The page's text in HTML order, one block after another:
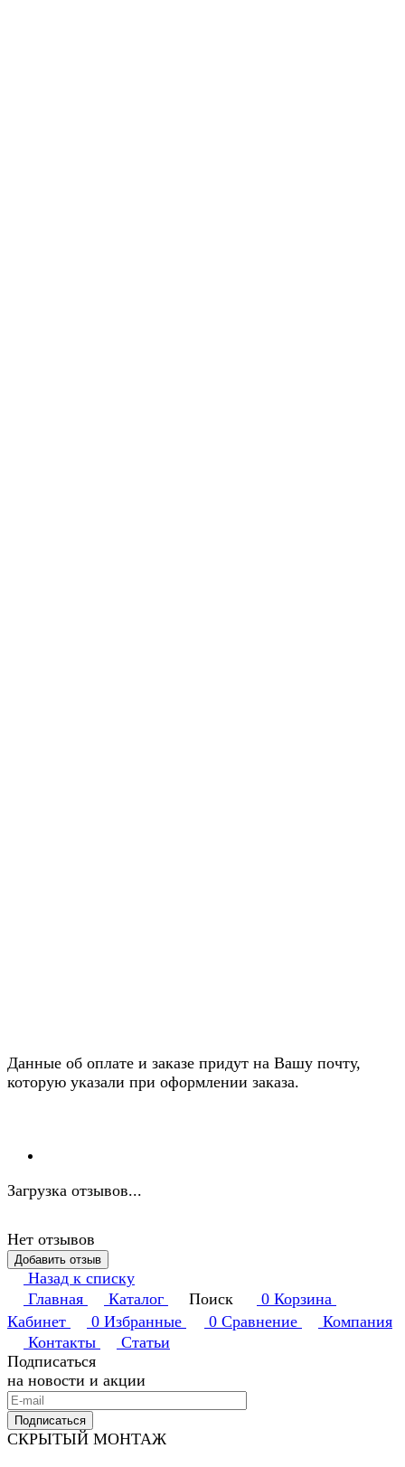
Данные об оплате и заказе придут на Вашу почту,
которую указали при оформлении заказа.
Загрузка отзывов...
Нет отзывов
Добавить отзыв
Назад к списку
Главная
Каталог Поиск 0 Корзина
Кабинет
0 Избранные 0 Сравнение
Компания
Контакты
Статьи
Подписаться
на новости и акции
Подписаться
СКРЫТЫЙ МОНТАЖ